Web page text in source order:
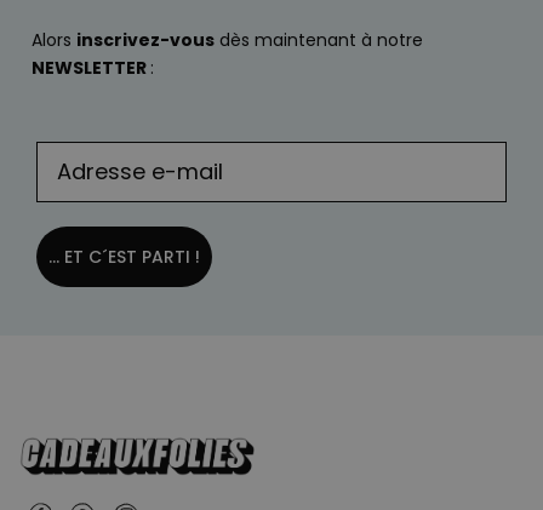
Alors inscrivez-vous dès maintenant à notre
NEWSLETTER :
... ET C´EST PARTI !